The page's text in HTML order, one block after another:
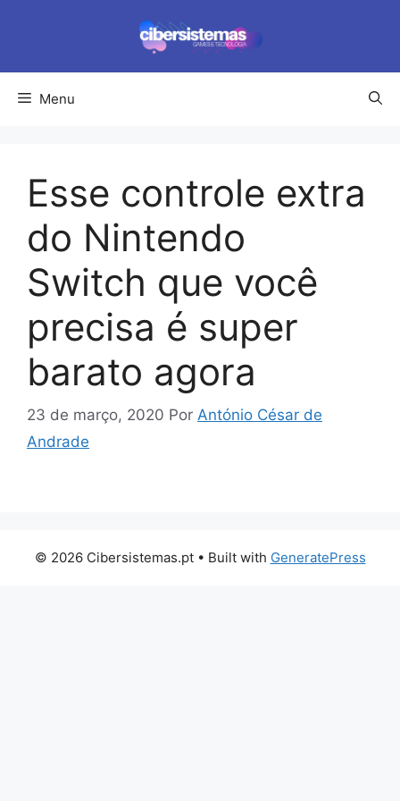
conteúdo
Menu
Esse controle extra
do Nintendo
Switch que você
precisa é super
barato agora
23 de março, 2020 Por António César de
Andrade
© 2026 Cibersistemas.pt• Built with GeneratePress